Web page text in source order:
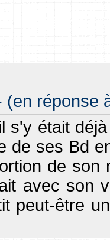
(en réponse
s'y était
de ses Bd
de son
avec son
peut-être